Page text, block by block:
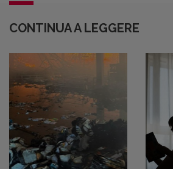
CONTINUA A LEGGERE